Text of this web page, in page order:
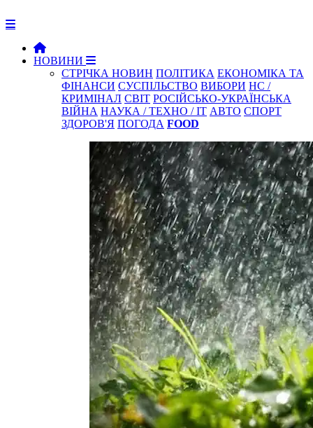
НОВИНИ
СТРІЧКА НОВИН ПОЛІТИКА ЕКОНОМІКА ТА
ФІНАНСИ СУСПІЛЬСТВО ВИБОРИ НС /
КРИМІНАЛ СВІТ РОСІЙСЬКО-УКРАЇНСЬКА
ВІЙНА НАУКА / ТЕХНО / IT АВТО СПОРТ
ЗДОРОВ'Я ПОГОДА FOOD